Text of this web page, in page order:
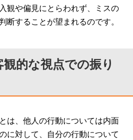
観や偏見にとらわれず、ミスの
断することが望まれるのです。
的な視点での振り
は、他人の行動については内面
に対して、自分の行動について